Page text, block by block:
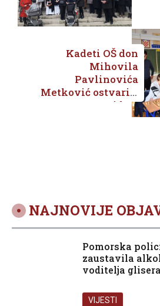
Kadeti OŠ don
Mihovila
Pavlinovića
Metković ostvarili
su remi kao
domaćini
NAJNOVIJE
Pomorska
zaustavila
voditelja glisera
VIJESTI